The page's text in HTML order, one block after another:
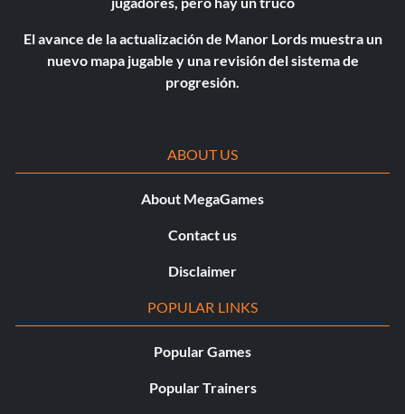
El avance de la actualización de Manor Lords muestra un
nuevo mapa jugable y una revisión del sistema de
progresión.
ABOUT US
About MegaGames
Contact us
Disclaimer
POPULAR LINKS
Popular Games
Popular Trainers